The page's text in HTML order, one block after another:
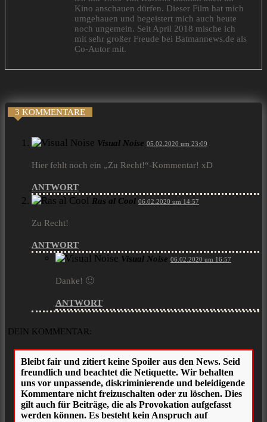
Kino anschauen dürfen. Dieser Film hat mich
umgehauen und begeistert mich auch heute
noch ungemein. Seit April 2018 mische ich
mit sehr großer Freude bei Batmannews.de als
Co-Autor mit.
3 KOMMENTARE
Visual Noise 05.02.2020 um 23:09
Hier fehlt noch ein „Zu Recht!“-Kommentar! xD
ANTWORT
Ras al Cool 06.02.2020 um 14:57
Zu Recht!
ANTWORT
Visual Noise 06.02.2020 um 16:57
Danke! 🙂
ANTWORT
DEIN KOMMENTAR: